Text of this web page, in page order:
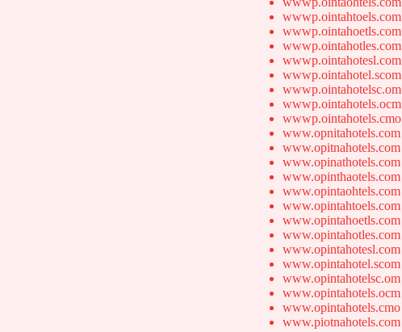
wwwp.ointahtoels.com
wwwp.ointahoetls.com
wwwp.ointahotles.com
wwwp.ointahotesl.com
wwwp.ointahotel.scom
wwwp.ointahotelsc.om
wwwp.ointahotels.ocm
wwwp.ointahotels.cmo
www.opnitahotels.com
www.opitnahotels.com
www.opinathotels.com
www.opinthaotels.com
www.opintaohtels.com
www.opintahtoels.com
www.opintahoetls.com
www.opintahotles.com
www.opintahotesl.com
www.opintahotel.scom
www.opintahotelsc.om
www.opintahotels.ocm
www.opintahotels.cmo
www.piotnahotels.com